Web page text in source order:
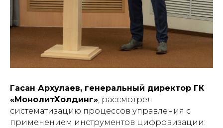
Гасан Архулаев, генеральный директор ГК
«МонолитХолдинг» , рассмотрел
систематизацию процессов управления с
применением инструментов цифровизации: